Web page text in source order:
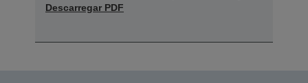
Descarregar PDF